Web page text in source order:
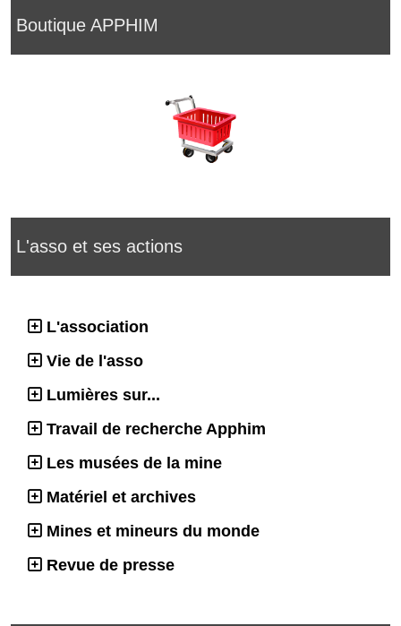
Boutique APPHIM
L'asso et ses actions
L'association
Vie de l'asso
Lumières sur...
Travail de recherche Apphim
Les musées de la mine
Matériel et archives
Mines et mineurs du monde
Revue de presse